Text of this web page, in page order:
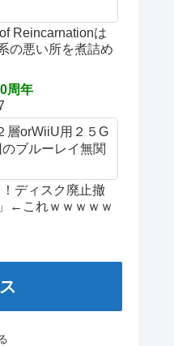
Reincarnationは
の悪い所を煮詰め
周年
層orWiiU用２５G
ブルーレイ無関
ディスク廃止撤
←これｗｗｗｗｗ